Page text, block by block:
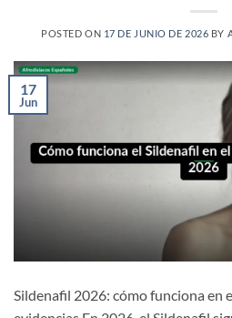
POSTED ON 17 DE JUNIO DE 2026 BY
17
Jun
Sildenafil 2026: cómo funciona en